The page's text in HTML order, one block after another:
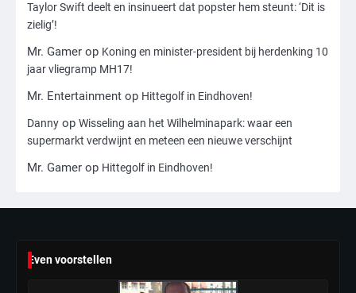
Ms. Army Girl
4
Amerikaanse regisseur Rob Reiner en
vrouw dood gevonden in hun huis,
eigen zoon hoofdverdachte
Israël doodt hoogste Hezbollah-leider
meerdere omwonenden
Mr. Gamer
6
Tilburgse wethouder: ‘Alle vertrouwen
Taylor Swift deelt en insinueert dat popster hem steunt: ‘Dit is
zielig’!
Mr. Gamer op Koning en minister-president bij herdenking 10
jaar vliegramp MH17!
Mr. Entertainment op Hittegolf in Eindhoven!
Danny op Wisseling aan het Wilhelminapark: waar een
supermarkt verdwijnt en meteen een nieuwe verschijnt
Mr. Gamer op Hittegolf in Eindhoven!
Even voorstellen